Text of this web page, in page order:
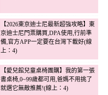
【2026東京迪士尼最新超強攻略】東
京迪士尼門票購買,DPA使用,行前準
備,官方APP一定要在台灣下載好(線
上：4)
【愛兒館兒童桌椅團購】我的第一張
書桌椅,0~99歲都可用,爸媽不用挑了
就選它無敵推薦!(線上：4)